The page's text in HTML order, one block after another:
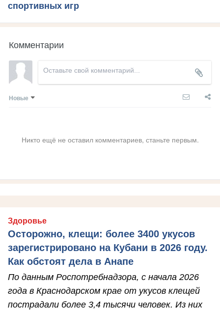
спортивных игр
Комментарии
Новые
Никто ещё не оставил комментариев, станьте первым.
Здоровье
Осторожно, клещи: более 3400 укусов
зарегистрировано на Кубани в 2026 году.
Как обстоят дела в Анапе
По данным Роспотребнадзора, с начала 2026
года в Краснодарском крае от укусов клещей
пострадали более 3,4 тысячи человек. Из них